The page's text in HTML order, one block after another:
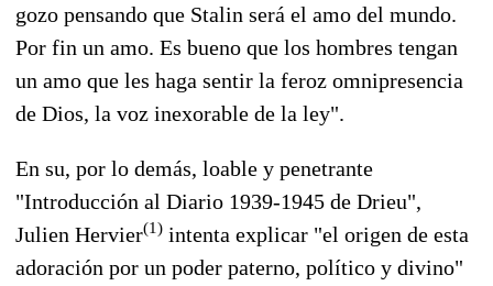
gozo pensando que Stalin será el amo del mundo.
Por fin un amo. Es bueno que los hombres tengan
un amo que les haga sentir la feroz omnipresencia
de Dios, la voz inexorable de la ley".
En su, por lo demás, loable y penetrante
"Introducción al Diario 1939-1945 de Drieu",
Julien Hervier(1) intenta explicar "el origen de esta
adoración por un poder paterno, político y divino"